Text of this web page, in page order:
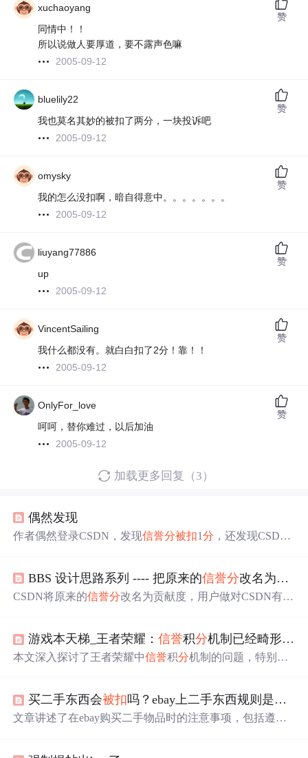
xuchaoyang
同情中！！
所以说做人要厚道，要不露声色嘛
2005-09-12
赞
bluelily22
我也莫名其妙的被扣了两分，一块投诉吧
2005-09-12
赞
omysky
我的怎么没扣啊，暗自得意中。。。。。。。
2005-09-12
赞
liuyang77886
up
2005-09-12
赞
VincentSailing
我什么都没有。就白白扣了2分！靠！！
2005-09-12
赞
OnlyFor_love
呵呵，替你难过，以后加油
2005-09-12
赞
加载更多回复（3）
偶然发现
作者偶然登录CSDN，发现信誉分被扣1分 ，还发现CSDN
BBS 设计思路系列 ---- 把原来的信誉分改名为贡献度
CSDN将原来的信誉分改名为贡献度，用户做对CSDN有贡
别版主有不同的扣分和封杀权限。
游戏本天梯_王者荣耀：信誉积分机制已经畸形，天梯榜无一满级
本文深入探讨了王者荣耀中信誉积分机制的问题，特别是
买二手东西会被扣吗？ebay上二手东西规则是什么？-站斧浏览器
文章讲述了在ebay购买二手物品时的注意事项，包括遵守